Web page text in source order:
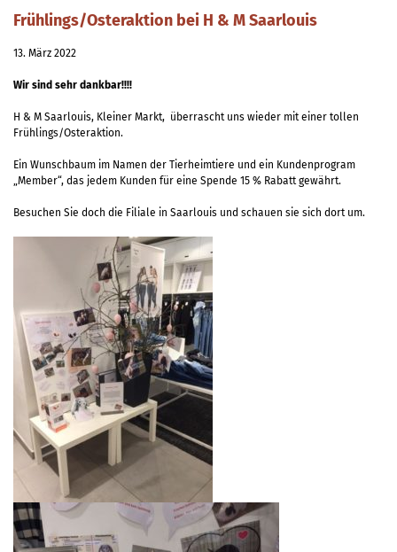
Frühlings/Osteraktion bei H & M Saarlouis
13. März 2022
Wir sind sehr dankbar!!!!
H & M Saarlouis, Kleiner Markt, überrascht uns wieder mit einer tollen
Frühlings/Osteraktion.
Ein Wunschbaum im Namen der Tierheimtiere und ein Kundenprogram
„Member“, das jedem Kunden für eine Spende 15 % Rabatt gewährt.
Besuchen Sie doch die Filiale in Saarlouis und schauen sie sich dort um.